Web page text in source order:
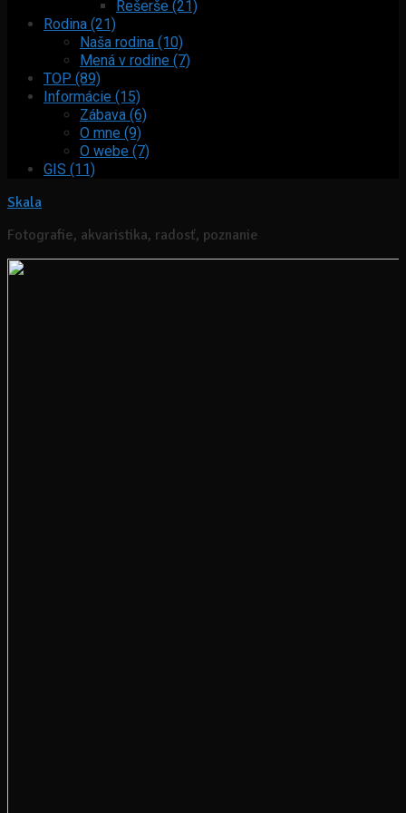
Rešerše (21)
Rodina (21)
Naša rodina (10)
Mená v rodine (7)
TOP (89)
Informácie (15)
Zábava (6)
O mne (9)
O webe (7)
GIS (11)
Skala
Fotografie, akvaristika, radosť, poznanie